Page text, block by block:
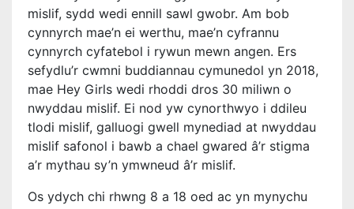
mislif, sydd wedi ennill sawl gwobr. Am bob
cynnyrch mae’n ei werthu, mae’n cyfrannu
cynnyrch cyfatebol i rywun mewn angen. Ers
sefydlu’r cwmni buddiannau cymunedol yn 2018,
mae Hey Girls wedi rhoddi dros 30 miliwn o
nwyddau mislif. Ei nod yw cynorthwyo i ddileu
tlodi mislif, galluogi gwell mynediad at nwyddau
mislif safonol i bawb a chael gwared â’r stigma
a’r mythau sy’n ymwneud â’r mislif.
Os ydych chi rhwng 8 a 18 oed ac yn mynychu